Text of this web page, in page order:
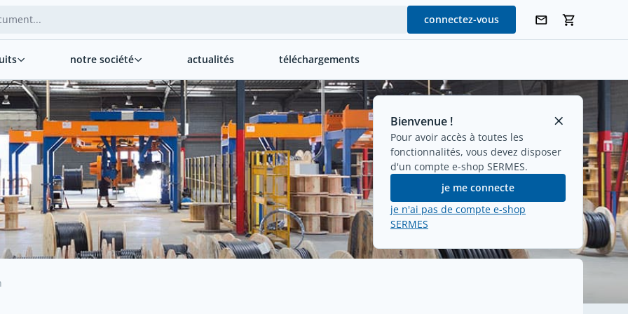
connectez-vous
Bienvenue !
Pour avoir accès à toutes les
fonctionnalités, vous devez disposer
d'un compte e-shop SERMES.
je me connecte
je n'ai pas de compte e-shop
SERMES
notre société actualités téléchargements